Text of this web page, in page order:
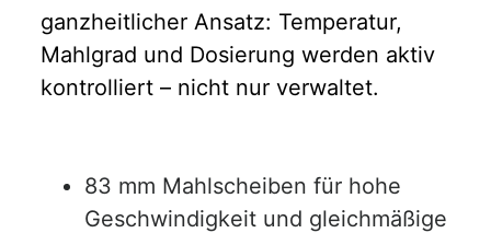
ganzheitlicher Ansatz: Temperatur,
Mahlgrad und Dosierung werden aktiv
kontrolliert – nicht nur verwaltet.
83 mm Mahlscheiben für hohe
Geschwindigkeit und gleichmäßige